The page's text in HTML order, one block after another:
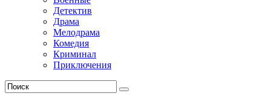
Детектив
Драма
Мелодрама
Комедия
Криминал
Приключения